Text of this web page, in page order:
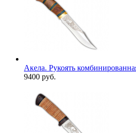
Акела. Рукоять
9400 руб.